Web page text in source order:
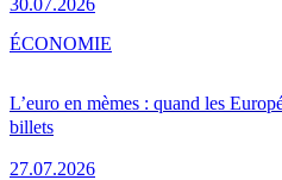
L’euro en mèmes : quand les
billets
27.07.2026
ÉCONOMIE